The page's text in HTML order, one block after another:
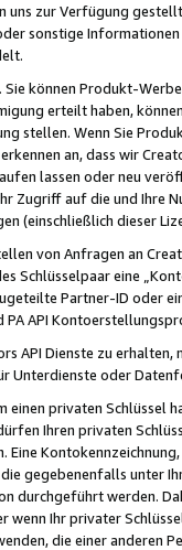
uns zur Verfügung
sonstige
können Produkt-
erteilt haben,
stellen. Wenn Sie
an, dass wir
lassen oder neu
Zugriff auf die und Ihre
(einschließlich dieser
von Anfragen an
Schlüsselpaar eine
Partner-ID oder
PA API
API Dienste zu
Unterdienste oder
einen privaten
Ihren privaten
gegebenenfalls unter
durchgeführt werden.
wenn Ihr privater
die einer anderen